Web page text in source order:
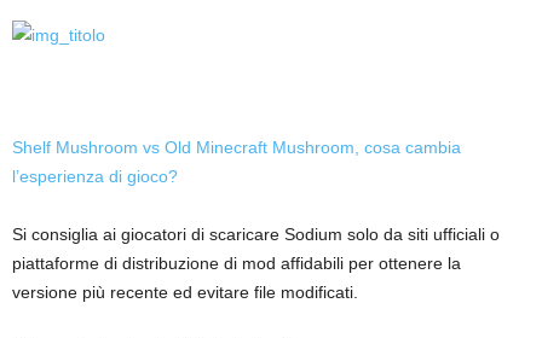
Shelf Mushroom vs Old Minecraft Mushroom, cosa cambia
l’esperienza di gioco?
Si consiglia ai giocatori di scaricare Sodium solo da siti ufficiali o
piattaforme di distribuzione di mod affidabili per ottenere la
versione più recente ed evitare file modificati.